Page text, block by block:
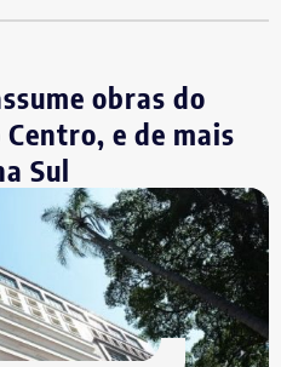
Perini Vermelho, o diretor de
do IRM passou a ser
Leão, que determinou a
nas contas e
estabelecido para
60 dias.
preliminares
— Foto: Reprodução/DivulgaCand
obras do
e de mais
Sul